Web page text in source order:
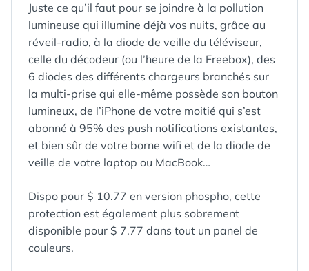
Juste ce qu’il faut pour se joindre à la pollution
lumineuse qui illumine déjà vos nuits, grâce au
réveil-radio, à la diode de veille du téléviseur,
celle du décodeur (ou l’heure de la Freebox), des
6 diodes des différents chargeurs branchés sur
la multi-prise qui elle-même possède son bouton
lumineux, de l’iPhone de votre moitié qui s’est
abonné à 95% des push notifications existantes,
et bien sûr de votre borne wifi et de la diode de
veille de votre laptop ou MacBook…
Dispo pour $ 10.77 en version phospho, cette
protection est également plus sobrement
disponible pour $ 7.77 dans tout un panel de
couleurs.